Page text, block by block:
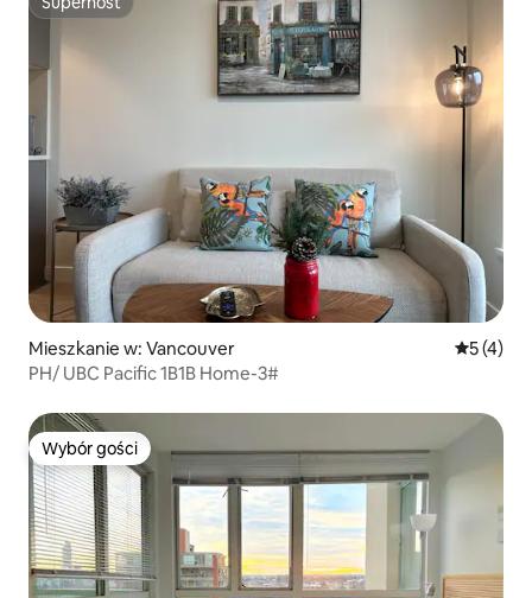
Superhost
Mieszkanie w: Vancouver Średnia
5 (4)
PH/ UBC Pacific 1B1B Home-3#
Wybór gości
Wybór gości